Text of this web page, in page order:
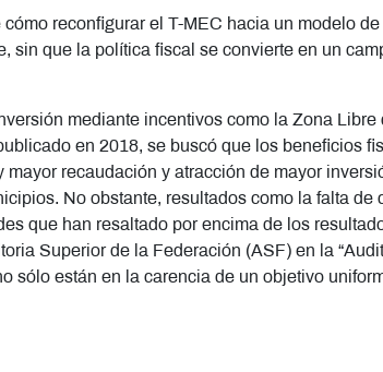
reconfigurar el T-MEC hacia un modelo de
sin que la política fiscal se convierte en un
mediante incentivos como la Zona Libre
en 2018, se buscó que los beneficios
recaudación y atracción de mayor
No obstante, resultados como la falta de
que han resaltado por encima de los
Superior de la Federación (ASF) en la
sólo están en la carencia de un objetivo